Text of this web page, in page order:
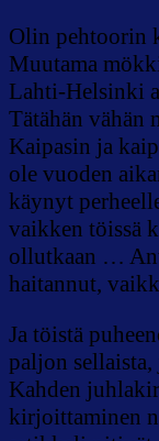
Olin pehtoorin
Muutama
Lahti-Helsinki
Tätähän vähän
Kaipasin ja
ole vuoden
käynyt
vaikken töissä
ollutkaan …
haitannut,
Ja töistä
paljon
Kahden
kirjoittaminen